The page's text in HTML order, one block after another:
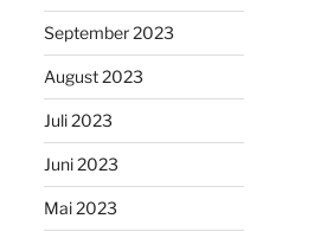
September 2023
August 2023
Juli 2023
Juni 2023
Mai 2023